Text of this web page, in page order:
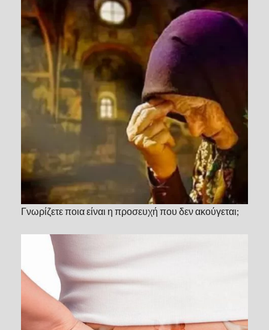
Γνωρίζετε ποια είναι η προσευχή που δεν ακούγεται;